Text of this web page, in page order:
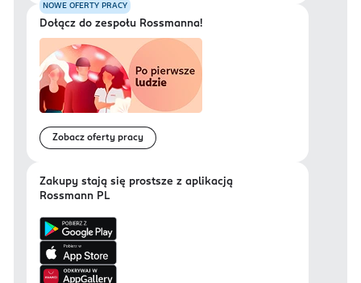
NOWE OFERTY PRACY
Dołącz do zespołu Rossmanna!
Zobacz oferty pracy
Zakupy stają się prostsze z aplikacją
Rossmann PL